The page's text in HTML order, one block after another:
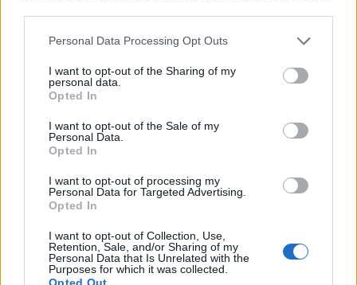
Please note that this website/app uses one or more Google
not limited to your visit or usage behaviour. You may click to
grant or deny consent to Google and its third-party tags to
use your data for below specified purposes in below Google
consent section.
Personal Data Processing Opt Outs
I want to opt-out of the Sharing of my
personal data.
Opted In
I want to opt-out of the Sale of my
Personal Data.
Opted In
I want to opt-out of processing my
Personal Data for Targeted Advertising.
Opted In
I want to opt-out of Collection, Use,
Retention, Sale, and/or Sharing of my
Personal Data that Is Unrelated with the
Purposes for which it was collected.
Opted Out
Η Νότια Αφρική αποσύρει όλους τους
διπλωμάτες της από το Ισραήλ